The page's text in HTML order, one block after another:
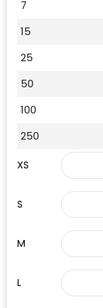
Waterman
7
15
25
50
100
250
XS
S
M
L